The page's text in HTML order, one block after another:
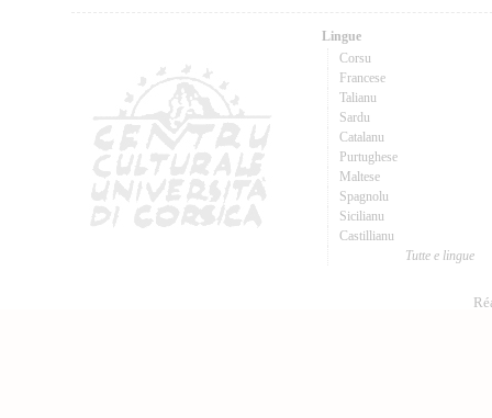
Lingue
Corsu
Francese
Talianu
Sardu
Catalanu
Purtughese
Maltese
Spagnolu
Sicilianu
Castillianu
Tutte e lingue